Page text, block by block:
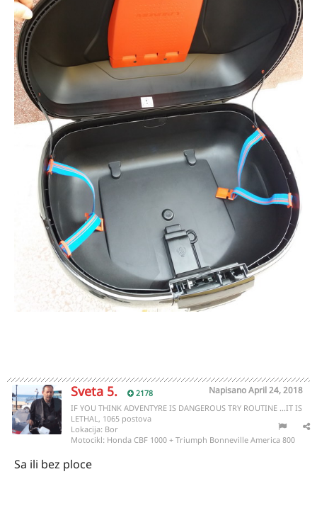
Sveta 5. 2178 NapisanoApril 24, 2018
IF YOU THINK ADVENTYRE IS DANGEROUS TRY ROUTINE ...IT IS
LETHAL, 1065 postova
Lokacija: Bor
Motocikl: Honda CBF 1000 + Triumph Bonneville America 800
Sa ili bez ploce